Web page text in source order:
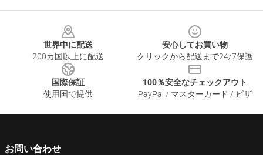
世界中に配送
200カ国以上に配送
安心してお買い物
クリックから配送まで24/7保護
国際保証
使用国で提供
100％安全なチェックアウト
PayPal / マスターカード / ビザ
お問い合わせ